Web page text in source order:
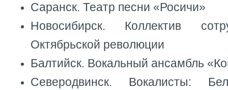
Саранск. Театр песни «Росичи»
Новосибирск. Коллектив
Октябрьской революции
Балтийск. Вокальный ансамбль
Северодвинск. Вокалисты: